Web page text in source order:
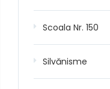
Scoala Nr. 150
Silvănisme